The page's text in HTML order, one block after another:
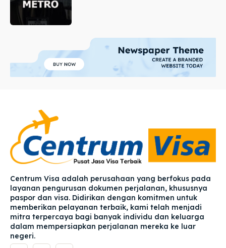
Centrum Visa adalah perusahaan yang berfokus pada
layanan pengurusan dokumen perjalanan, khususnya
paspor dan visa. Didirikan dengan komitmen untuk
memberikan pelayanan terbaik, kami telah menjadi
mitra terpercaya bagi banyak individu dan keluarga
dalam mempersiapkan perjalanan mereka ke luar
negeri.